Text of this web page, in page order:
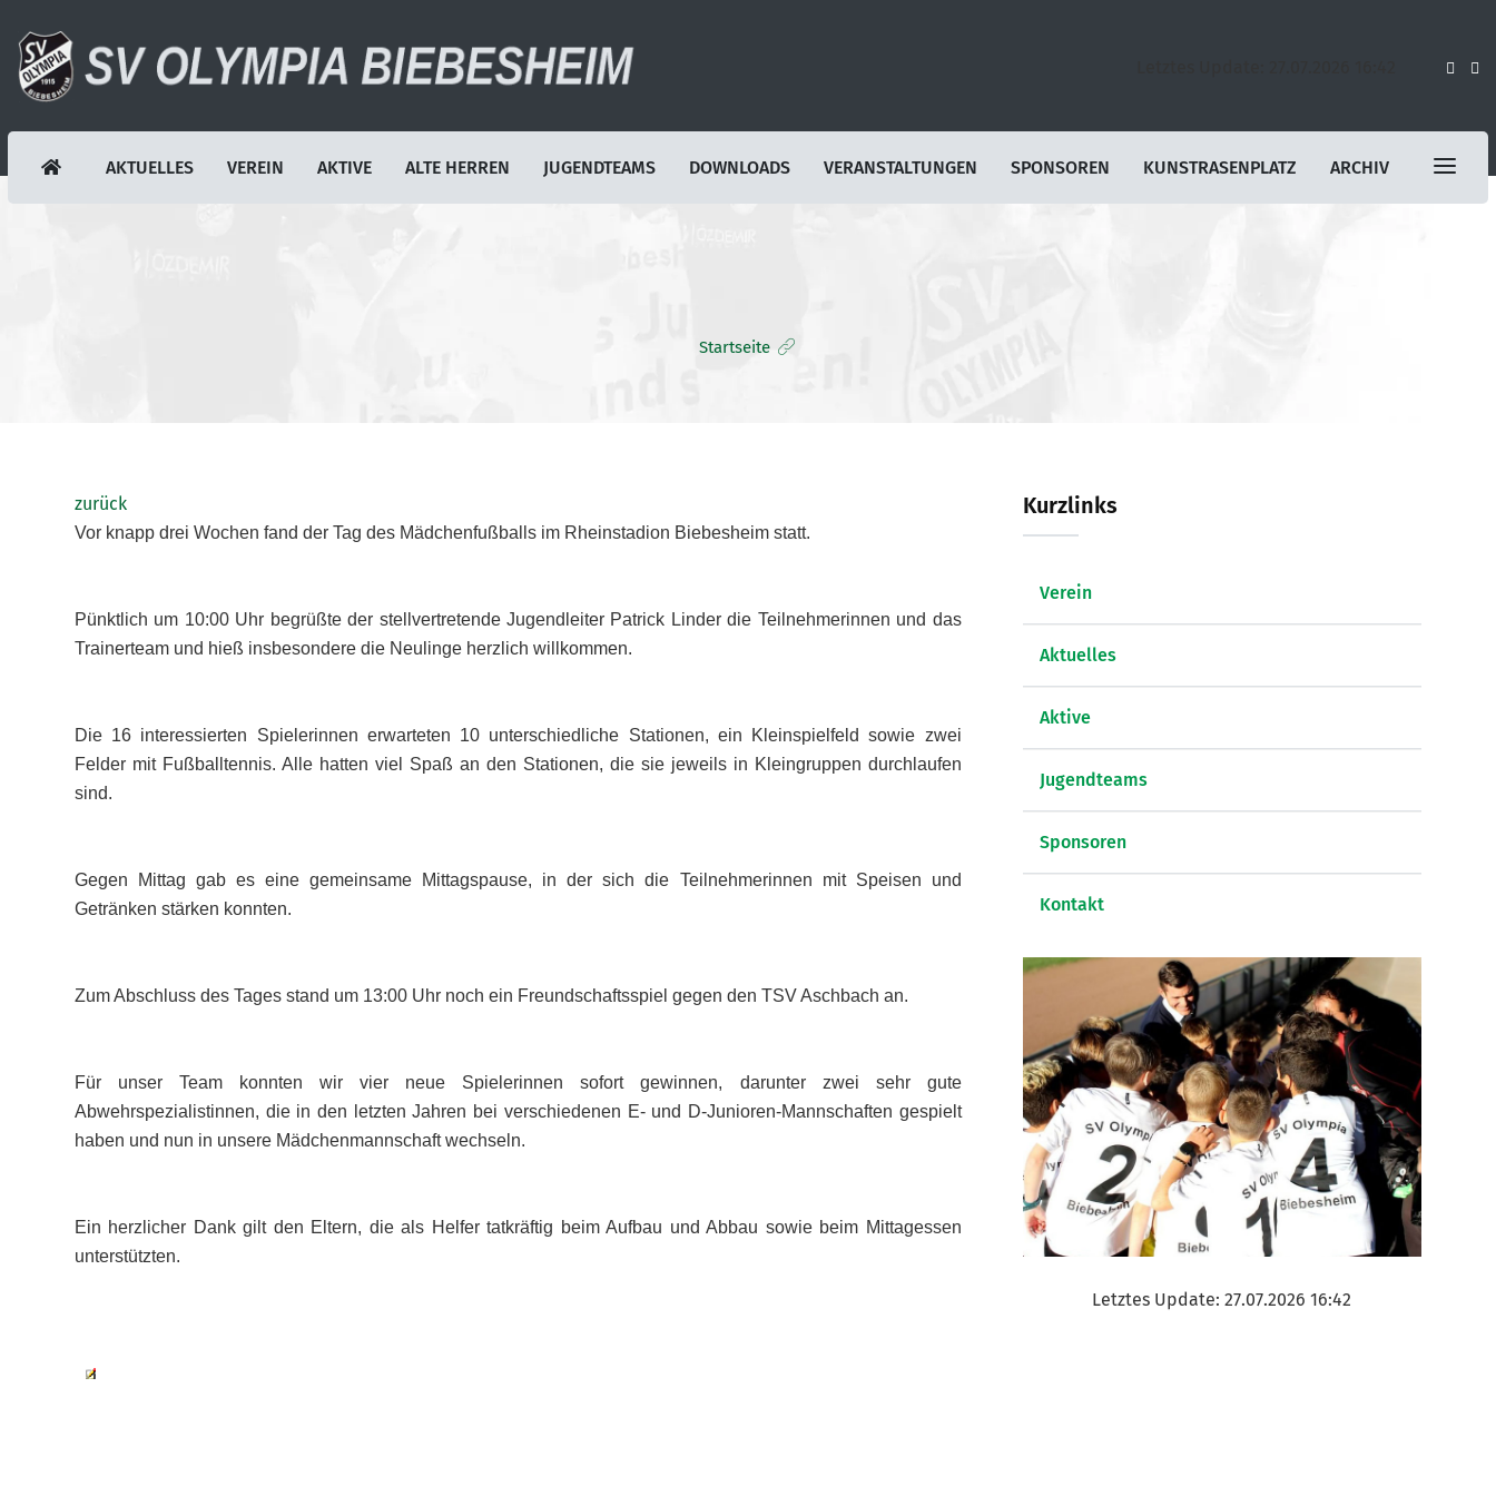
AKTUELLES VEREIN AKTIVE ALTE HERREN JUGENDTEAMS DOWNLOADS VERANSTALTUNGEN SPONSOREN KUNSTRASENPLATZ ARCHIV
Startseite
zurück
Vor knapp drei Wochen fand der Tag des Mädchenfußballs im Rheinstadion Biebesheim statt.
Pünktlich um 10:00 Uhr begrüßte der stellvertretende Jugendleiter Patrick Linder die Teilnehmerinnen und das
Trainerteam und hieß insbesondere die Neulinge herzlich willkommen.
Die 16 interessierten Spielerinnen erwarteten 10 unterschiedliche Stationen, ein Kleinspielfeld sowie zwei
Felder mit Fußballtennis. Alle hatten viel Spaß an den Stationen, die sie jeweils in Kleingruppen durchlaufen
sind.
Gegen Mittag gab es eine gemeinsame Mittagspause, in der sich die Teilnehmerinnen mit Speisen und
Getränken stärken konnten.
Zum Abschluss des Tages stand um 13:00 Uhr noch ein Freundschaftsspiel gegen den TSV Aschbach an.
Für unser Team konnten wir vier neue Spielerinnen sofort gewinnen, darunter zwei sehr gute
Abwehrspezialistinnen, die in den letzten Jahren bei verschiedenen E- und D-Junioren-Mannschaften gespielt
haben und nun in unsere Mädchenmannschaft wechseln.
Ein herzlicher Dank gilt den Eltern, die als Helfer tatkräftig beim Aufbau und Abbau sowie beim Mittagessen
unterstützten.
Kurzlinks
Verein
Aktuelles
Aktive
Jugendteams
Sponsoren
Kontakt
Letztes Update: 27.07.2026 16:42